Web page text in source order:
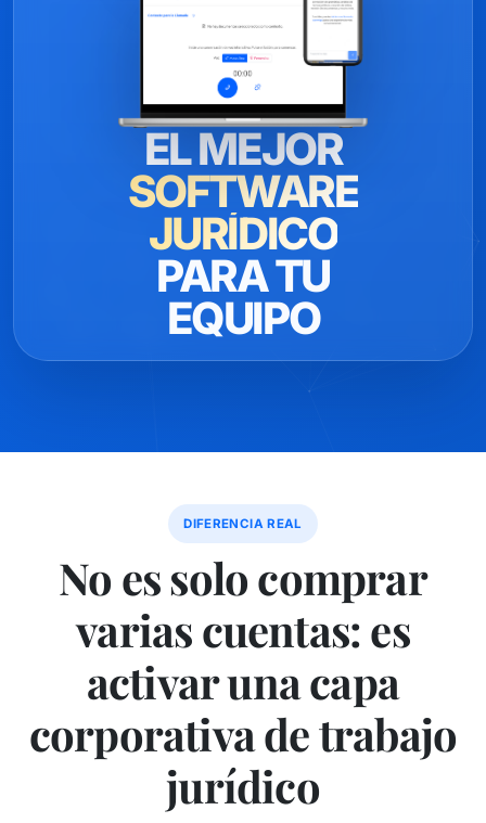
EL MEJOR
SOFTWARE
JURÍDICO
PARA TU
EQUIPO
DIFERENCIA REAL
No es solo comprar
varias cuentas: es
activar una capa
corporativa de trabajo
jurídico